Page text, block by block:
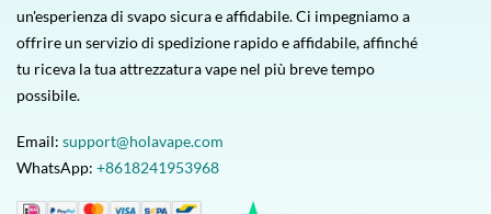
un'esperienza di svapo sicura e affidabile. Ci impegniamo a
offrire un servizio di spedizione rapido e affidabile, affinché
tu riceva la tua attrezzatura vape nel più breve tempo
possibile.
Email: support@holavape.com
WhatsApp: +8618241953968